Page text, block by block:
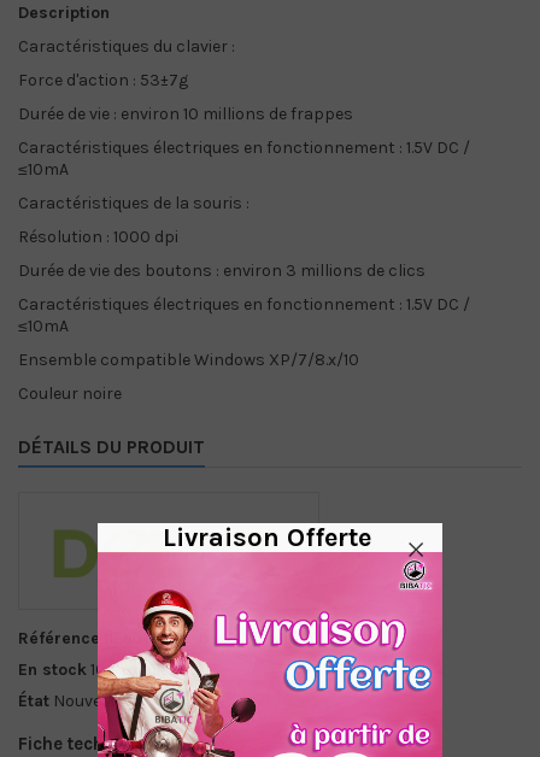
Description
Caractéristiques du clavier :
Force d'action : 53±7g
Durée de vie : environ 10 millions de frappes
Caractéristiques électriques en fonctionnement : 1.5V DC /
≤10mA
Caractéristiques de la souris :
Résolution : 1000 dpi
Durée de vie des boutons : environ 3 millions de clics
Caractéristiques électriques en fonctionnement : 1.5V DC /
≤10mA
Ensemble compatible Windows XP/7/8.x/10
Couleur noire
DÉTAILS DU PRODUIT
Référence
1126013 - CL-D-K6010-M138U
En stock10 Produits
État Nouveau
Fiche technique
Livraison Offerte